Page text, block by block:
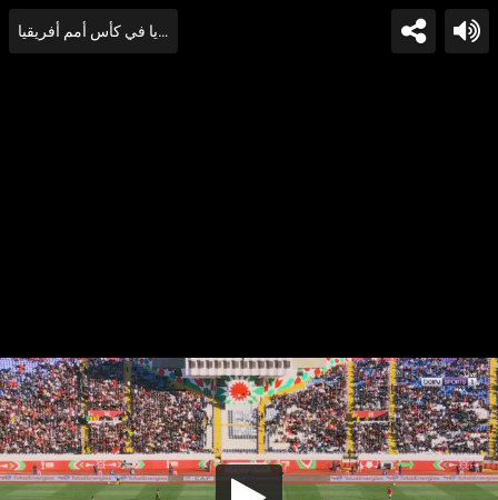
ملخص وركلات ترجيح مباراة مصر ونيجيريا في كأس أمم أفريقيا